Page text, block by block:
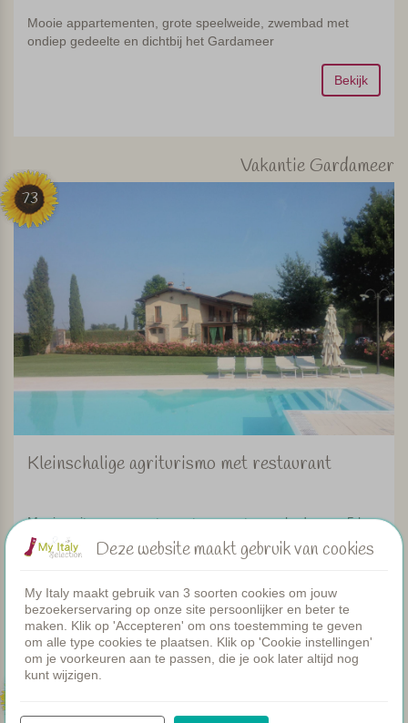
Mooie appartementen, grote speelweide, zwembad met
ondiep gedeelte en dichtbij het Gardameer
Bekijk
Vakantie Gardameer
73
Kleinschalige agriturismo met restaurant
Mooie suites en appartementen, groot zwembad en op 5 km
van Sirmione
Vakantie Gardameer
Deze website maakt gebruik van cookies
My Italy maakt gebruik van 3 soorten cookies om jouw
bezoekerservaring op onze site persoonlijker en beter te
maken. Klik op 'Accepteren' om ons toestemming te geven
om alle type cookies te plaatsen. Klik op 'Cookie instellingen'
om je voorkeuren aan te passen, die je ook later altijd nog
kunt wijzigen.